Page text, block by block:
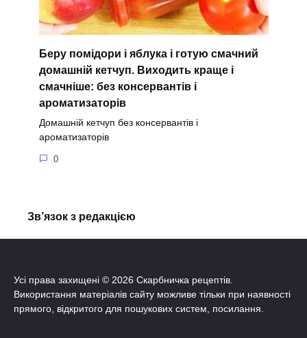
Беру помідори і яблука і готую смачний
домашній кетчуп. Виходить краще і
смачніше: без консервантів і
ароматизаторів
Домашній кетчуп без консервантів і
ароматизаторів
0
Зв’язок з редакцією
Усі права захищені © 2026 Скарбничка рецептів.
Використання матеріалів сайту можливе тільки при наявності
прямого, відкритого для пошукових систем, посилання.